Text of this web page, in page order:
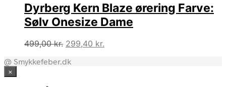
Dyrberg Kern Blaze ørering Farve:
Sølv Onesize Dame
499,00kr. Den
pris
299,40 kr.
@ Smykkefeber.dk
×